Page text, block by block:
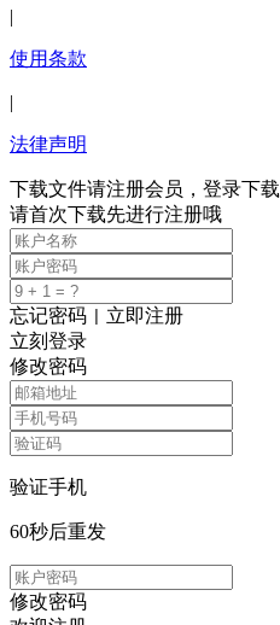
|
使用条款
|
法律声明
下载文件请注册会员，登录下载
请首次下载先进行注册哦
忘记密码
立即注册
立刻登录
修改密码
验证手机
60秒后重发
修改密码